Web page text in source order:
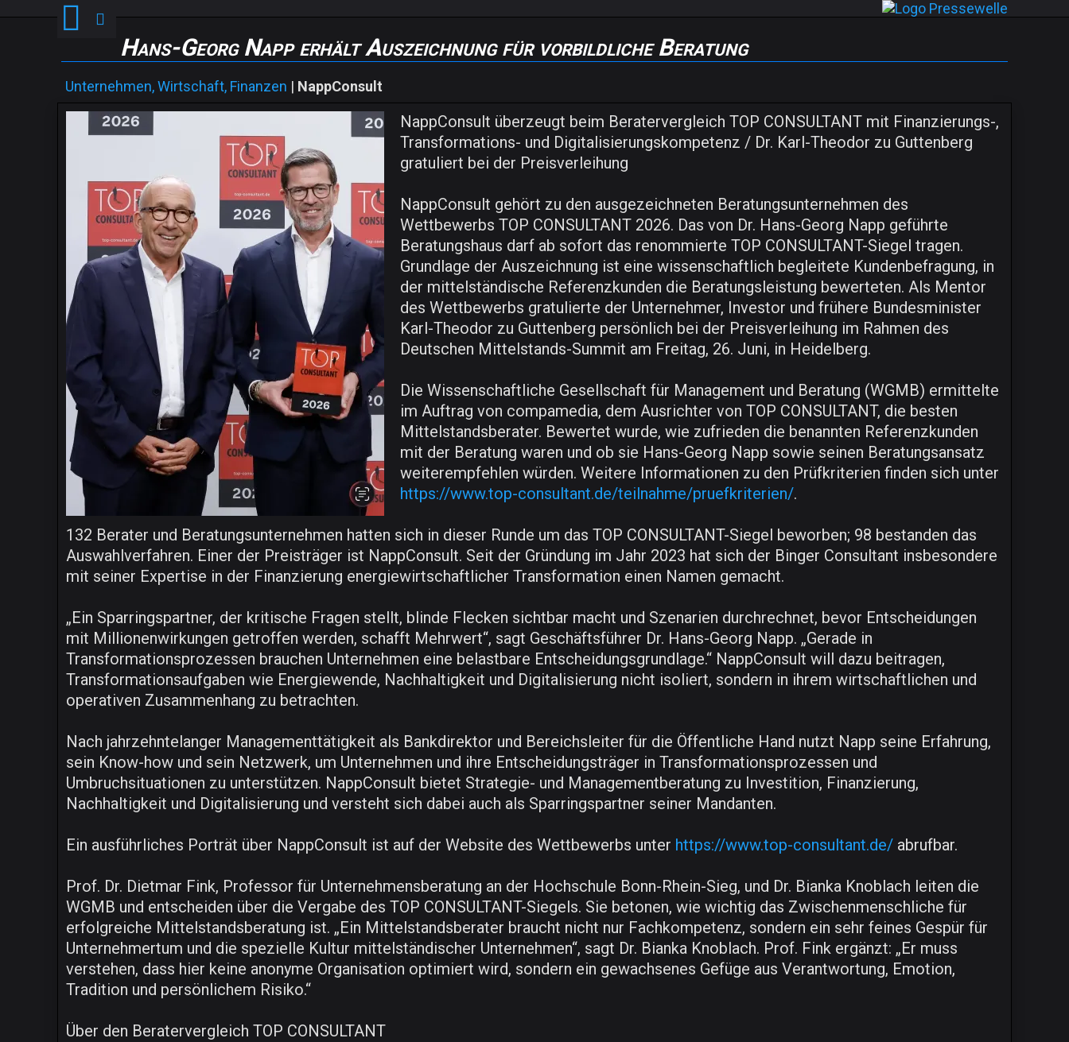
Hans-Georg Napp erhält Auszeichnung für vorbildliche Beratung
Unternehmen, Wirtschaft, Finanzen | NappConsult
NappConsult überzeugt beim Beratervergleich TOP CONSULTANT mit Finanzierungs-,
Transformations- und Digitalisierungskompetenz / Dr. Karl-Theodor zu Guttenberg
gratuliert bei der Preisverleihung
NappConsult gehört zu den ausgezeichneten Beratungsunternehmen des
Wettbewerbs TOP CONSULTANT 2026. Das von Dr. Hans-Georg Napp geführte
Beratungshaus darf ab sofort das renommierte TOP CONSULTANT-Siegel tragen.
Grundlage der Auszeichnung ist eine wissenschaftlich begleitete Kundenbefragung, in
der mittelständische Referenzkunden die Beratungsleistung bewerteten. Als Mentor
des Wettbewerbs gratulierte der Unternehmer, Investor und frühere Bundesminister
Karl-Theodor zu Guttenberg persönlich bei der Preisverleihung im Rahmen des
Deutschen Mittelstands-Summit am Freitag, 26. Juni, in Heidelberg.
Die Wissenschaftliche Gesellschaft für Management und Beratung (WGMB) ermittelte
im Auftrag von compamedia, dem Ausrichter von TOP CONSULTANT, die besten
Mittelstandsberater. Bewertet wurde, wie zufrieden die benannten Referenzkunden
mit der Beratung waren und ob sie Hans-Georg Napp sowie seinen Beratungsansatz
weiterempfehlen würden. Weitere Informationen zu den Prüfkriterien finden sich unter
https://www.top-consultant.de/teilnahme/pruefkriterien/.
132 Berater und Beratungsunternehmen hatten sich in dieser Runde um das TOP CONSULTANT-Siegel beworben; 98 bestanden das
Auswahlverfahren. Einer der Preisträger ist NappConsult. Seit der Gründung im Jahr 2023 hat sich der Binger Consultant insbesondere
mit seiner Expertise in der Finanzierung energiewirtschaftlicher Transformation einen Namen gemacht.
„Ein Sparringspartner, der kritische Fragen stellt, blinde Flecken sichtbar macht und Szenarien durchrechnet, bevor Entscheidungen
mit Millionenwirkungen getroffen werden, schafft Mehrwert“, sagt Geschäftsführer Dr. Hans-Georg Napp. „Gerade in
Transformationsprozessen brauchen Unternehmen eine belastbare Entscheidungsgrundlage.“ NappConsult will dazu beitragen,
Transformationsaufgaben wie Energiewende, Nachhaltigkeit und Digitalisierung nicht isoliert, sondern in ihrem wirtschaftlichen und
operativen Zusammenhang zu betrachten.
Nach jahrzehntelanger Managementtätigkeit als Bankdirektor und Bereichsleiter für die Öffentliche Hand nutzt Napp seine Erfahrung,
sein Know-how und sein Netzwerk, um Unternehmen und ihre Entscheidungsträger in Transformationsprozessen und
Umbruchsituationen zu unterstützen. NappConsult bietet Strategie- und Managementberatung zu Investition, Finanzierung,
Nachhaltigkeit und Digitalisierung und versteht sich dabei auch als Sparringspartner seiner Mandanten.
Ein ausführliches Porträt über NappConsult ist auf der Website des Wettbewerbs unter https://www.top-consultant.de/ abrufbar.
Prof. Dr. Dietmar Fink, Professor für Unternehmensberatung an der Hochschule Bonn-Rhein-Sieg, und Dr. Bianka Knoblach leiten die
WGMB und entscheiden über die Vergabe des TOP CONSULTANT-Siegels. Sie betonen, wie wichtig das Zwischenmenschliche für
erfolgreiche Mittelstandsberatung ist. „Ein Mittelstandsberater braucht nicht nur Fachkompetenz, sondern ein sehr feines Gespür für
Unternehmertum und die spezielle Kultur mittelständischer Unternehmen“, sagt Dr. Bianka Knoblach. Prof. Fink ergänzt: „Er muss
verstehen, dass hier keine anonyme Organisation optimiert wird, sondern ein gewachsenes Gefüge aus Verantwortung, Emotion,
Tradition und persönlichem Risiko.“
Über den Beratervergleich TOP CONSULTANT